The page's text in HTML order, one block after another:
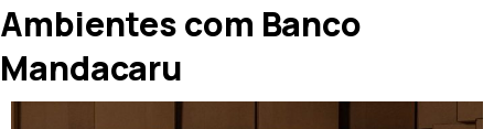
Ambientes com Banco
Mandacaru